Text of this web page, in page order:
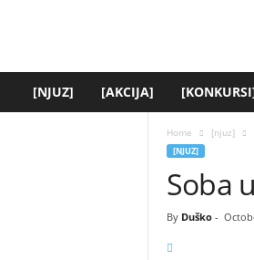
.
[NJUZ] [AKCIJA]
Home [njuz]
[NJUZ]
Soba
By Duško-